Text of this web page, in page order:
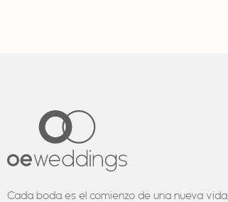
Cada boda es el comienzo de una nueva vida,